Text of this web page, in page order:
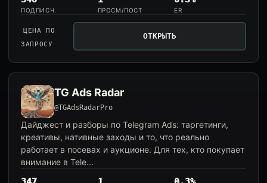
ПОДПИСЧ. ПРОСМ/ПОСТ ER
ЦЕНА ПО
ЗАПРОСУ
ОТКРЫТЬ
TG Ads Radar
@TGAdsRadarPro
Дайджест и разборы по Telegram Ads: таргетинги,
креативы, нативные заходы и то, что реально
работает в посевах и аукционе. Для тех, кто покупает
внимание в Tele...